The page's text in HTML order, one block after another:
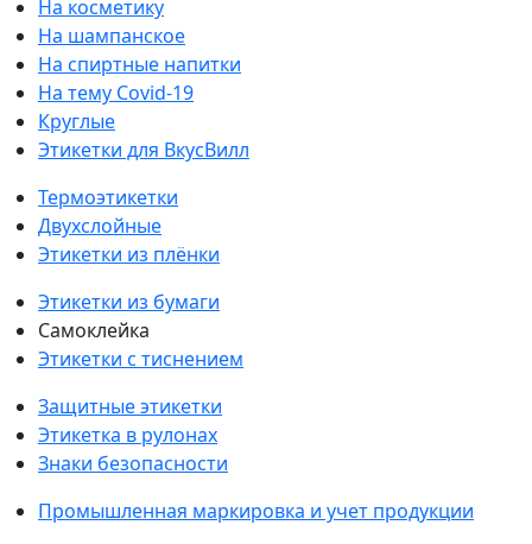
На косметику
На шампанское
На спиртные напитки
На тему Covid-19
Круглые
Этикетки для ВкусВилл
Термоэтикетки
Двухслойные
Этикетки из плёнки
Этикетки из бумаги
Самоклейка
Этикетки с тиснением
Защитные этикетки
Этикетка в рулонах
Знаки безопасности
Промышленная маркировка и учет продукции